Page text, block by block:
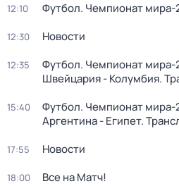
12:10 Футбол. Чемпионат
12:30 Новости
12:35
Футбол. Чемпионат мира-
Швейцария - Колумбия.
15:40
Футбол. Чемпионат мира-
Аргентина - Египет.
17:55 Новости
18:00 Все на Матч!